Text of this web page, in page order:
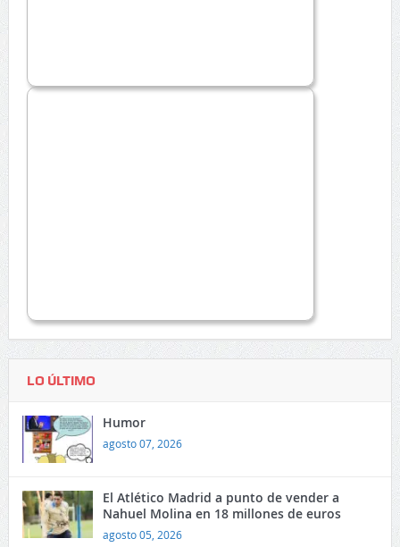
LO ÚLTIMO
Humor
agosto 07, 2026
El Atlético Madrid a punto de vender a
Nahuel Molina en 18 millones de euros
agosto 05, 2026